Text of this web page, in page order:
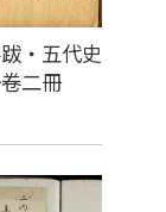
‧五代史
二冊